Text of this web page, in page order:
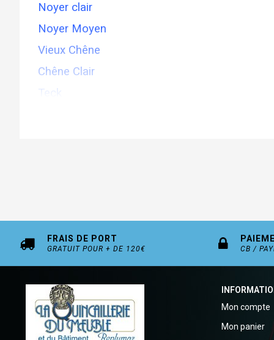
Noyer clair
Noyer Moyen
Vieux Chêne
Chêne Clair
Teck
FRAIS DE PORT
GRATUIT POUR + DE 120€ CB /
Mon compte
Mon panier